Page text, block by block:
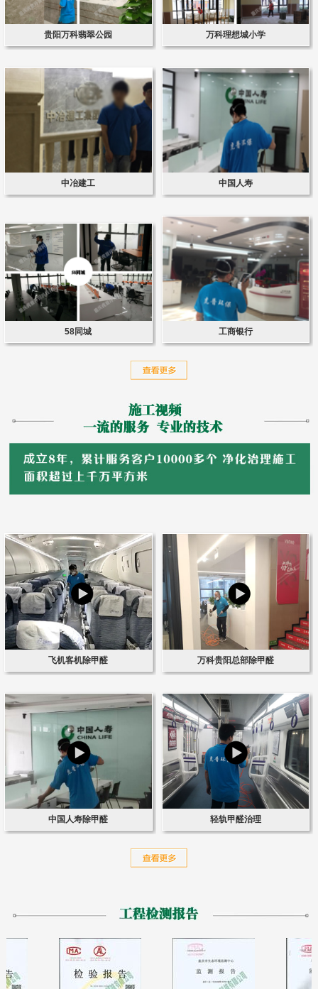
贵阳万科翡翠公园 万科理想城小学
中冶建工 中国人寿
58同城 工商银行
飞机客机除甲醛 万科贵阳总部除甲醛
中国人寿除甲醛 轻轨甲醛治理